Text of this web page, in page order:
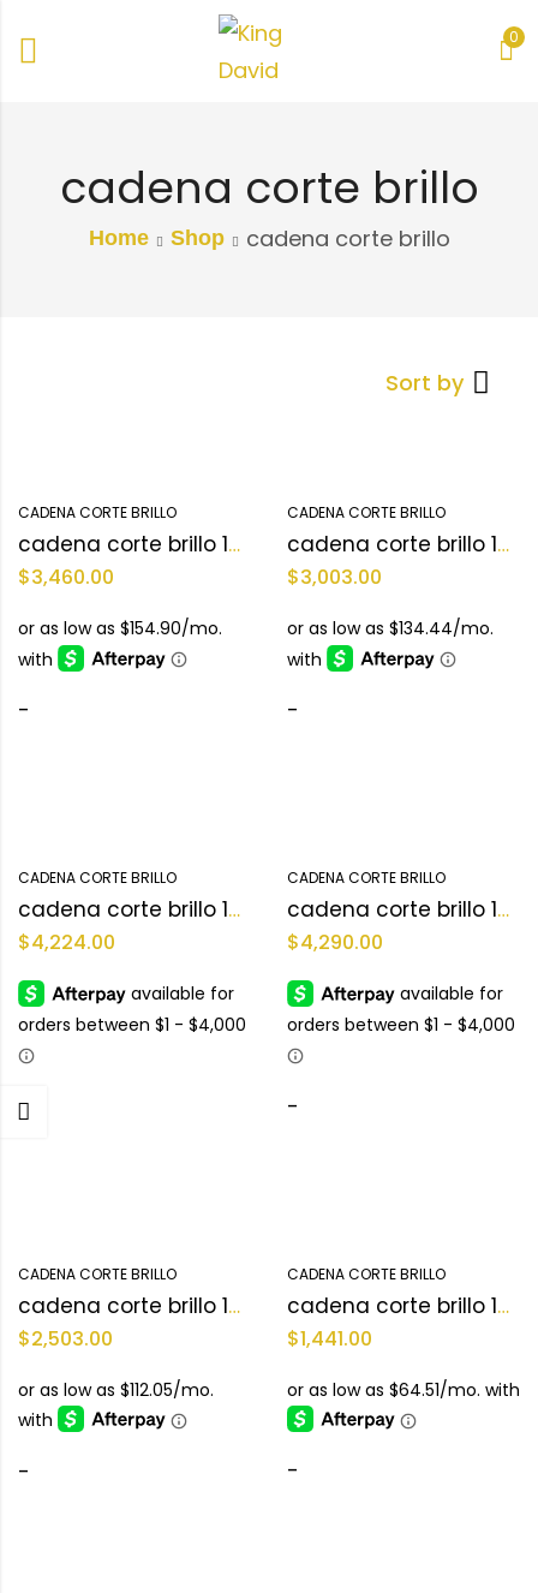
0
cadena corte brillo
Home Shop cadena corte brillo
Sort by
CADENA CORTE BRILLO
cadena corte brillo 10KT
$3,460.00
-
CADENA CORTE BRILLO
cadena corte brillo 10KT
$3,003.00
-
CADENA CORTE BRILLO
cadena corte brillo 10KT
$4,224.00
-
CADENA CORTE BRILLO
cadena corte brillo 10KT
$4,290.00
-
CADENA CORTE BRILLO
cadena corte brillo 10KT
$2,503.00
-
CADENA CORTE BRILLO
cadena corte brillo 10KT
$1,441.00
-